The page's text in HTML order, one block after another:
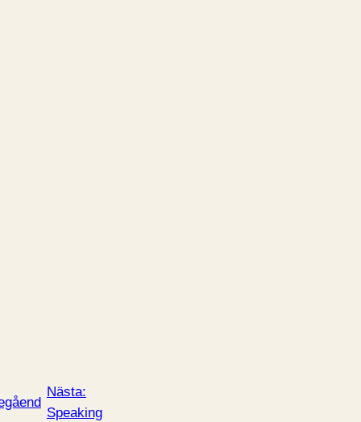
Nästa:
Speaking